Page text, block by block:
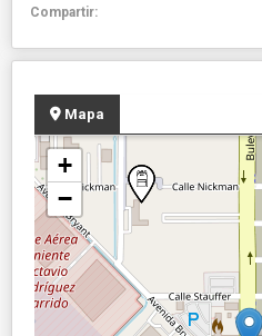
Compartir:
Mapa
+
−